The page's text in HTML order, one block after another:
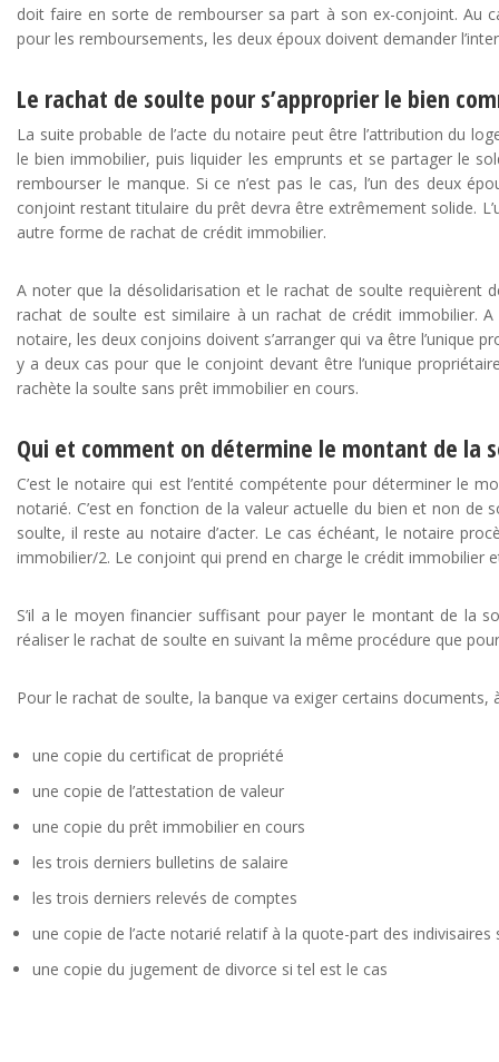
doit faire en sorte de rembourser sa part à son ex-conjoint. Au
pour les remboursements, les deux époux doivent demander
Le rachat de soulte pour s’approprier le bien
La suite probable de l’acte du notaire peut être l’attribution du
le bien immobilier, puis liquider les emprunts et se partager le
rembourser le manque. Si ce n’est pas le cas, l’un des deux
conjoint restant titulaire du prêt devra être extrêmement solide.
autre forme de rachat de crédit immobilier.
A noter que la désolidarisation et le rachat de soulte requièrent
rachat de soulte est similaire à un rachat de crédit immobilier.
notaire, les deux conjoins doivent s’arranger qui va être l’unique
y a deux cas pour que le conjoint devant être l’unique
rachète la soulte sans prêt immobilier en cours.
Qui et comment on détermine le montant de la
C’est le notaire qui est l’entité compétente pour déterminer le
notarié. C’est en fonction de la valeur actuelle du bien et non de
soulte, il reste au notaire d’acter. Le cas échéant, le notaire
immobilier/2. Le conjoint qui prend en charge le crédit immobilier
S’il a le moyen financier suffisant pour payer le montant de la
réaliser le rachat de soulte en suivant la même procédure que
Pour le rachat de soulte, la banque va exiger certains documents,
une copie du certificat de propriété
une copie de l’attestation de valeur
une copie du prêt immobilier en cours
les trois derniers bulletins de salaire
les trois derniers relevés de comptes
une copie de l’acte notarié relatif à la quote-part des indivisaires
une copie du jugement de divorce si tel est le cas